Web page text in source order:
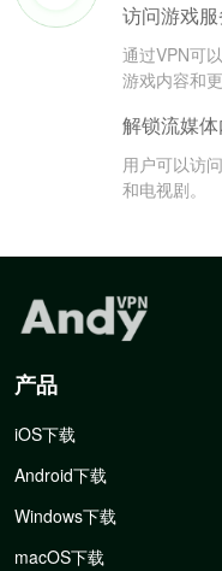
访问游戏
通过VPN可
游戏内容和
解锁流媒
用户可以访
和电视剧。
产品
iOS下载
Android下载
Windows下载
macOS下载